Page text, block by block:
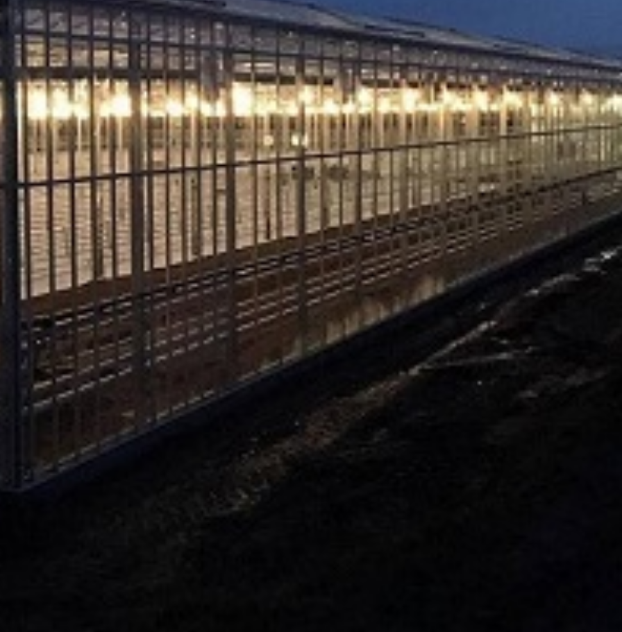
25kg 3. KALIJUM SULFAT 25kg 4. KALCIJUM NITRAT 25kg 5. ARDENDO 6. BIG BEEF